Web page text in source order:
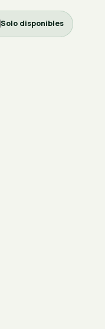
Solo disponibles